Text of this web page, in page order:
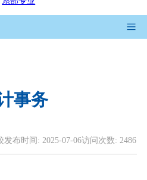
事务
发布时间: 2025-07-06访问次数: 2486